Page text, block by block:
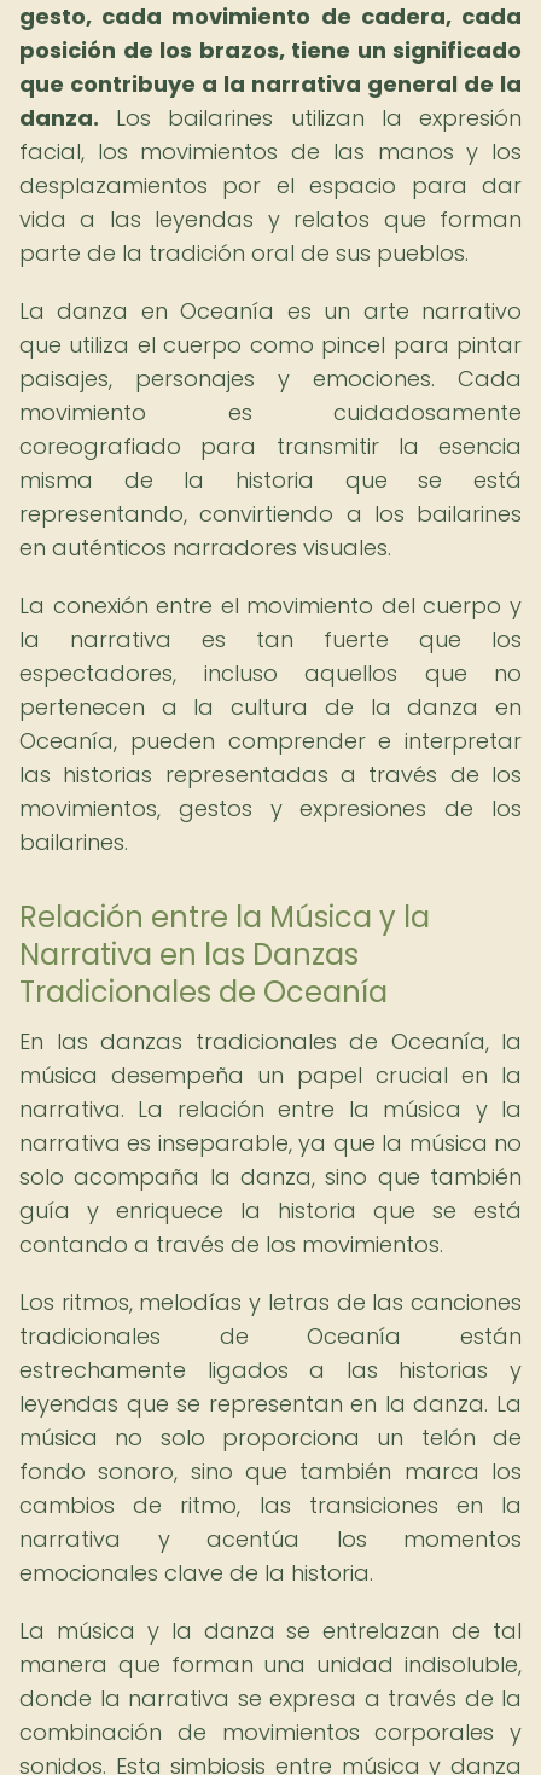
gesto, cada movimiento de cadera, cada
posición de los brazos, tiene un significado
que contribuye a la narrativa general de la
danza. Los bailarines utilizan la expresión
facial, los movimientos de las manos y los
desplazamientos por el espacio para dar
vida a las leyendas y relatos que forman
parte de la tradición oral de sus pueblos.
La danza en Oceanía es un arte narrativo
que utiliza el cuerpo como pincel para pintar
paisajes, personajes y emociones. Cada
movimiento es cuidadosamente
coreografiado para transmitir la esencia
misma de la historia que se está
representando, convirtiendo a los bailarines
en auténticos narradores visuales.
La conexión entre el movimiento del cuerpo y
la narrativa es tan fuerte que los
espectadores, incluso aquellos que no
pertenecen a la cultura de la danza en
Oceanía, pueden comprender e interpretar
las historias representadas a través de los
movimientos, gestos y expresiones de los
bailarines.
Relación entre la Música y la
Narrativa en las Danzas
Tradicionales de Oceanía
En las danzas tradicionales de Oceanía, la
música desempeña un papel crucial en la
narrativa. La relación entre la música y la
narrativa es inseparable, ya que la música no
solo acompaña la danza, sino que también
guía y enriquece la historia que se está
contando a través de los movimientos.
Los ritmos, melodías y letras de las canciones
tradicionales de Oceanía están
estrechamente ligados a las historias y
leyendas que se representan en la danza. La
música no solo proporciona un telón de
fondo sonoro, sino que también marca los
cambios de ritmo, las transiciones en la
narrativa y acentúa los momentos
emocionales clave de la historia.
La música y la danza se entrelazan de tal
manera que forman una unidad indisoluble,
donde la narrativa se expresa a través de la
combinación de movimientos corporales y
sonidos. Esta simbiosis entre música y danza